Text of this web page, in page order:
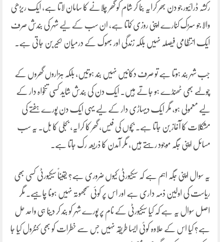
رکشہ ڈرائیور جو دن بھر کرایہ بنا کر شام کو گھر چلانے کا سامان لاتا ہے، ایک ریڑھی
والا جو سڑک کنارے اپنی روزی کماتا ہے، ان سب کے لیے شہر کی بندش صرف
ایک انتظامی فیصلہ نہیں بلکہ زندگی اور بھوک کے درمیان لکیر بن جاتی ہے۔
جب شہر بند ہوتا ہے تو صرف دکانیں نہیں بند ہوتیں، بلکہ ہزاروں گھروں کے
چولہے بھی ٹھنڈے ہو جاتے ہیں۔ ایک دن کی بندش شاید کسی تنخواہ دار کے
لیے معمولی ہو، مگر ایک دیہاڑی دار کے لیے یہی ایک دن پورے ہفتے کی
مشکلات کا آغاز بن جاتا ہے۔ بچوں کی فیس، گھر کا کرایہ، بجلی کا بل۔ یہ سب
مسائل اپنی جگہ موجود رہتے ہیں، مگر آمدن کا ذریعہ رک جاتا ہے۔
یہ سوال اپنی جگہ اہم ہے کہ سیکیورٹی کیوں ضروری ہے؟ یقیناً سیکیورٹی کسی بھی
ریاست کی اولین ذمہ داری ہے اور اس پر کوئی سمجھوتہ نہیں ہونا چاہیے۔ مگر
اصل سوال یہ ہے کہ کیا سیکیورٹی کے نام پر پورے شہر کو بند کر دینا ہی واحد حل
ہے؟ کیا اس کے علاوہ کوئی ایسا طریقہ نہیں جس سے خطرات کو بھی کنٹرول کیا جا